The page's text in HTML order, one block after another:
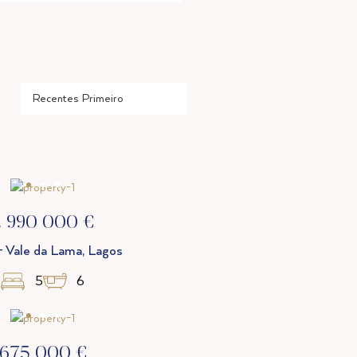
990 000 €
Vale da Lama, Lagos
5 6